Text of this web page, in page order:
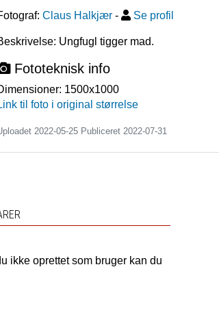
Claus Halkjær - Se profil
Ungfugl tigger mad.
Fototeknisk info
1500x1000
til foto i original størrelse
2022-05-25 Publiceret 2022-07-31
ikke oprettet som bruger kan du